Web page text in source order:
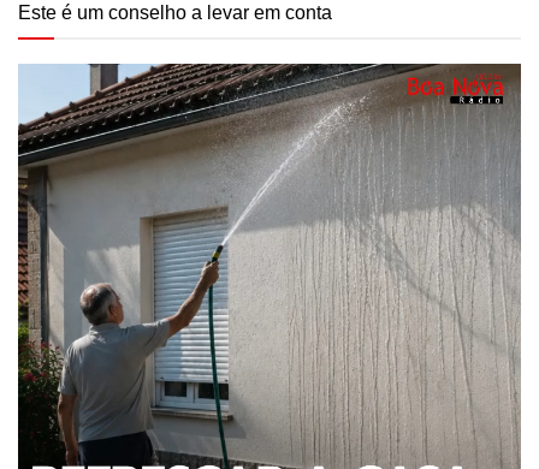
Este é um conselho a levar em conta